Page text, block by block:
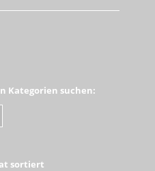
Kategorien suchen:
sortiert